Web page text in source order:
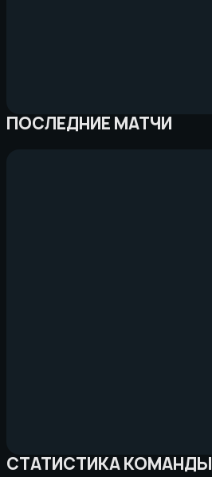
ПОСЛЕДНИЕ МАТЧИ
СТАТИСТИКА КОМАНДЫ